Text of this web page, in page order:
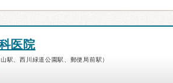
医院
駅、西川緑道公園駅、郵便局前駅）